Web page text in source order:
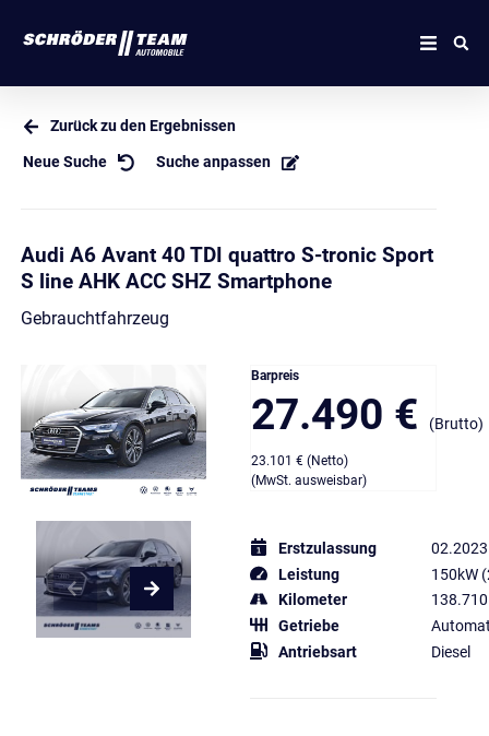
Zurück zu den Ergebnissen
Neue Suche Suche anpassen
Audi A6 Avant 40 TDI quattro S-tronic Sport
S line AHK ACC SHZ Smartphone
Gebrauchtfahrzeug
Barpreis
27.490 € (Brutto)
23.101 € (Netto)
(MwSt. ausweisbar)
Erstzulassung
02.2023
Leistung
150kW
Kilometer
Getriebe
Antriebsart
Diesel